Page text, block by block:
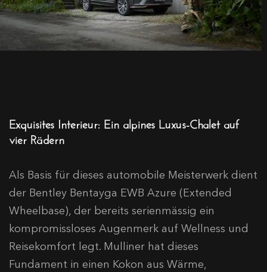
Exquisites Interieur: Ein alpines Luxus-Chalet auf
vier Rädern
Als Basis für dieses automobile Meisterwerk dient
der Bentley Bentayga EWB Azure (Extended
Wheelbase), der bereits serienmässig ein
kompromissloses Augenmerk auf Wellness und
Reisekomfort legt. Mulliner hat dieses
Fundament in einen Kokon aus Wärme,